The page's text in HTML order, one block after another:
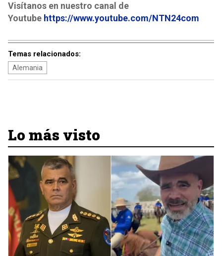
Visítanos en nuestro canal de
Youtube https://www.youtube.com/NTN24com
Temas relacionados:
Alemania
Lo más visto